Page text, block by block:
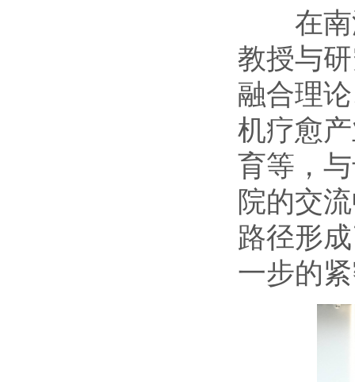
在南湖
教授与
融合理
机疗愈
育等，
院的交
路径形
一步的